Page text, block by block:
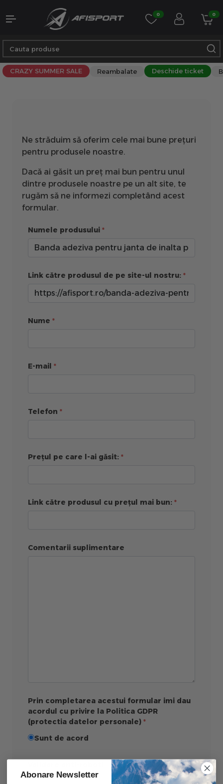
0 0
CRAZY SUMMER SALE Reambalate Deschide ticket
Ne străduim să oferim cele mai bune prețuri
pentru produsele noastre.
Dacă ai găsit un preț mai bun pentru unul
dintre produsele noastre pe un alt site, te
rugăm să ne informezi completând acest
formular.
Numele produsului
Link către produsul de pe site-ul nostru:
Nume
E-mail
Telefon
Prețul pe care l-ai găsit:
Link către produsul cu prețul mai bun:
Comentarii suplimentare
Prin completarea acestui formular imi dau
acordul cu privire la Politica GDPR
(protectia datelor personale)
Sunt de acord
Abonare Newsletter